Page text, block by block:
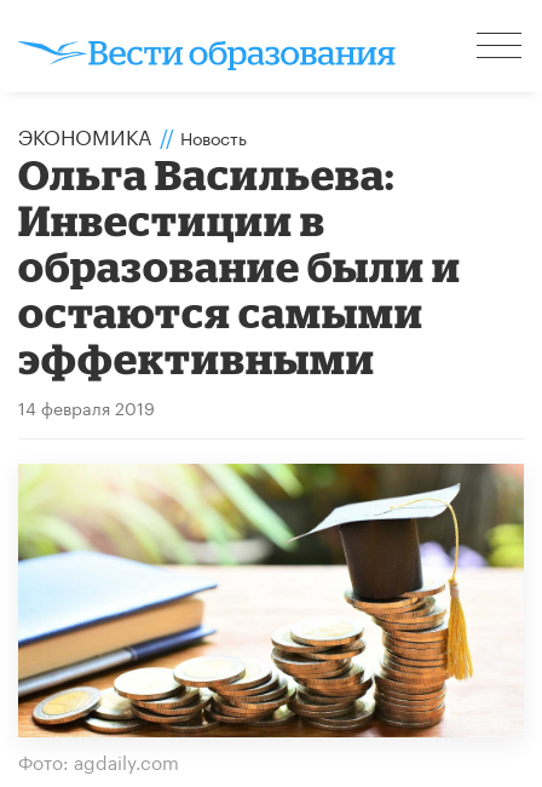
ЭКОНОМИКА // Новость
Ольга Васильева:
Инвестиции в
образование были и
остаются самыми
эффективными
14 февраля 2019
Фото: agdaily.com